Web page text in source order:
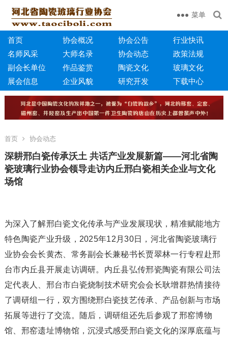
菜单
首页 协会概况 协会公告
行业快讯
名师风采
大师名录 协会动态
政策法规
副会长单位
作品鉴赏 陶瓷文化
玻璃文化
展会信息
企业风貌 研究开发 下载中心
首页 协会动态
深耕邢白瓷传承沃土 共话产业发展新篇——河北省陶
瓷玻璃行业协会领导走访内丘邢白瓷相关企业与文化
场馆
为深入了解邢白瓷文化传承与产业发展现状，精准赋能地方
特色陶瓷产业升级，2025年12月30日，河北省陶瓷玻璃行
业协会会长黄杰、常务副会长兼秘书长贾翠林一行专程赴邢
台市内丘县开展走访调研。内丘县弘传邢瓷陶瓷有限公司法
定代表人、邢台市白瓷烧制技术研究会会长耿增群热情接待
了调研组一行，双方围绕邢白瓷技艺传承、产品创新与市场
拓展等进行了交流。随后，调研组还先后参观了邢窑博物
馆、邢窑遗址博物馆，沉浸式感受邢白瓷文化的深厚底蕴与